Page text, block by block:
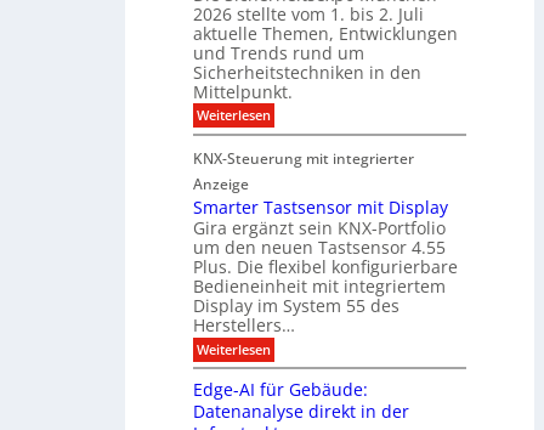
r
b
e
i
M
D
c
h
n
o
l
o
g
e
s
r
ü
h
e
s
t
e
k
e
n
n
u
n
g
m
i
t
a
b
a
e
ö
f
n
e
t
n
e
u
e
s
A
u
2026 stellte vom 1. bis 2. Juli
aktuelle Themen, Entwicklungen
und Trends rund um
Sicherheitstechniken in den
Mittelpunkt.
Weiterlesen:
S
c
e
r
h
e
i
t
s
e
x
p
o
M
ü
n
KNX-Steuerung mit integrierter
Anzeige
Smarter Tastsensor mit Display
Gira ergänzt sein KNX-Portfolio
um den neuen Tastsensor 4.55
Plus. Die flexibel konfigurierbare
Bedieneinheit mit integriertem
Display im System 55 des
Herstellers…
Weiterlesen:
S
m
a
r
Edge-AI für Gebäude:
Datenanalyse direkt in der